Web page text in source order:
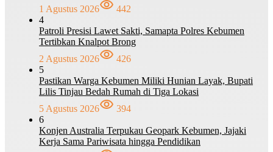
1 Agustus 2026
442
4
Patroli Presisi Lawet Sakti, Samapta Polres Kebumen
Tertibkan Knalpot Brong
2 Agustus 2026
426
5
Pastikan Warga Kebumen Miliki Hunian Layak, Bupati
Lilis Tinjau Bedah Rumah di Tiga Lokasi
5 Agustus 2026
394
6
Konjen Australia Terpukau Geopark Kebumen, Jajaki
Kerja Sama Pariwisata hingga Pendidikan